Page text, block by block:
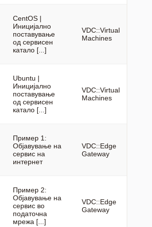
CentOS |
Иницијално
поставување
од сервисен
катало [...]
VDC::Virtual
Machines
Ubuntu |
Иницијално
поставување
од сервисен
катало [...]
VDC::Virtual
Machines
Пример 1:
Објавување на
сервис на
интернет
VDC::Edge
Gateway
Пример 2:
Објавување на
сервис во
податочна
мрежа [...]
VDC::Edge
Gateway